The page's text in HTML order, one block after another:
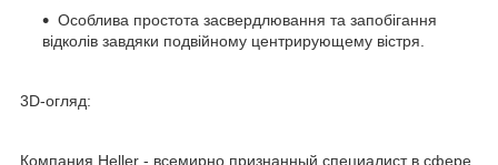
Особлива простота засвердлювання та запобігання
відколів завдяки подвійному центрирующему вістря.
3D-огляд:
Компания Heller - всемирно признанный специалист в сфере